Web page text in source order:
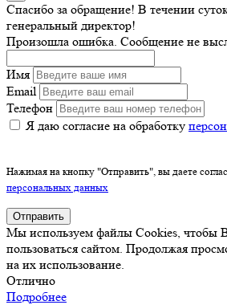
Спасибо за обращение! В течении
генеральный директор!
Произошла ошибка. Сообщение не
Имя
Email
Телефон
Я даю согласие на обработку
Нажимая на кнопку "Отправить", вы даете
персональных данных
Отправить
Мы используем файлы Cookies, чтобы
пользоваться сайтом. Продолжая
на их использование.
Отлично
Подробнее